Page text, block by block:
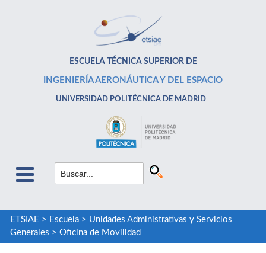
ESCUELA TÉCNICA SUPERIOR DE
INGENIERÍA AERONÁUTICA Y DEL ESPACIO
UNIVERSIDAD POLITÉCNICA DE MADRID
ETSIAE > Escuela> Unidades Administrativas y Servicios
Generales > Oficina de Movilidad